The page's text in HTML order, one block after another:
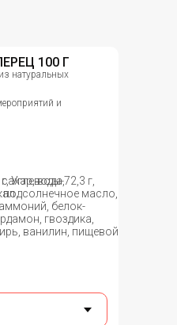
100 Г
натуральных
и
вода,
масло,
белок-
гвоздика,
ванилин, пищевой
Углеводы-72,3 г,